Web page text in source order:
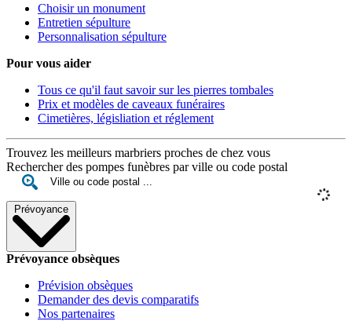
Choisir un monument
Entretien sépulture
Personnalisation sépulture
Pour vous aider
Tous ce qu'il faut savoir sur les pierres tombales
Prix et modèles de caveaux funéraires
Cimetières, législiation et réglement
Trouvez les meilleurs marbriers proches de chez vous
Rechercher des pompes funèbres par ville ou code postal
Prévoyance
Prévoyance obsèques
Prévision obsèques
Demander des devis comparatifs
Nos partenaires